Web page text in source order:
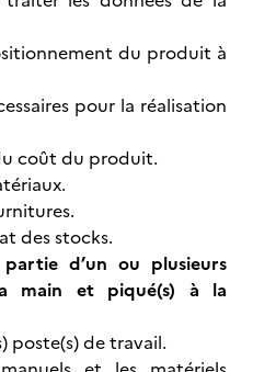
du produit à
pour la réalisation
coût du produit.
des stocks.
d’un ou plusieurs
main et piqué(s) à la
poste(s) de travail.